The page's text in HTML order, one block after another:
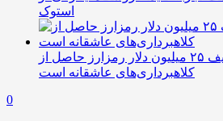
استوک
آمریکا در پی توقیف ۲۵ میلیون دلار رمزارز حاصل از
کلاهبرداری‌های عاشقانه است
0